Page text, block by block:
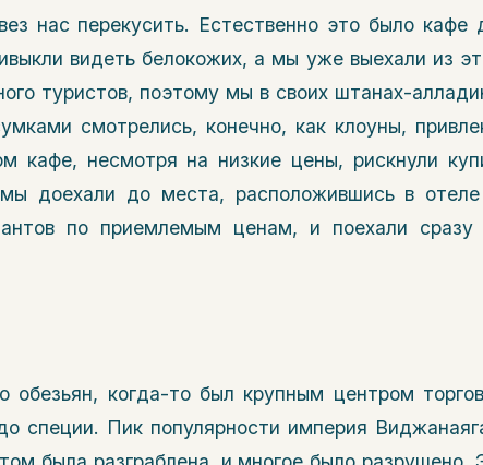
нас перекусить. Естественно это было кафе
видеть белокожих, а мы уже выехали из
туристов, поэтому мы в своих штанах-
смотрелись, конечно, как клоуны,
кафе, несмотря на низкие цены, рискнули
доехали до места, расположившись в
по приемлемым ценам, и поехали
обезьян, когда-то был крупным центром
специи. Пик популярности империя